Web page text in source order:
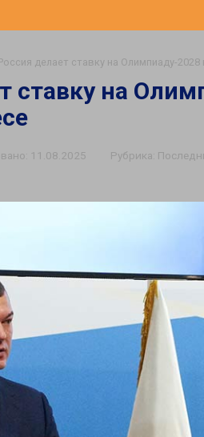
делает ставку на Олимпиаду-
ставку на
11.08.2025 Рубрика: